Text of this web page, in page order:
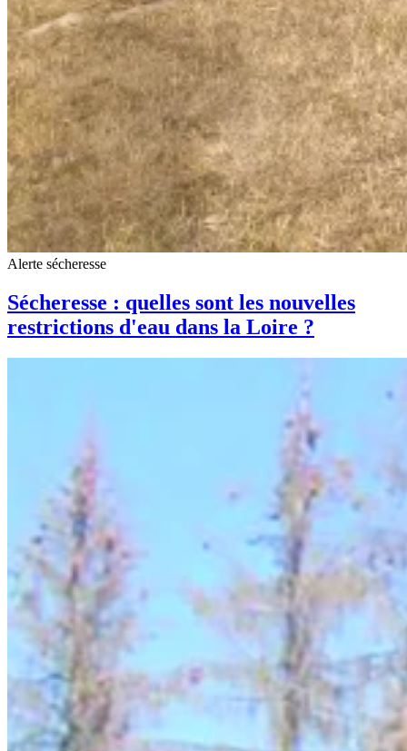
Alerte sécheresse
Sécheresse : quelles sont les nouvelles
restrictions d'eau dans la Loire ?